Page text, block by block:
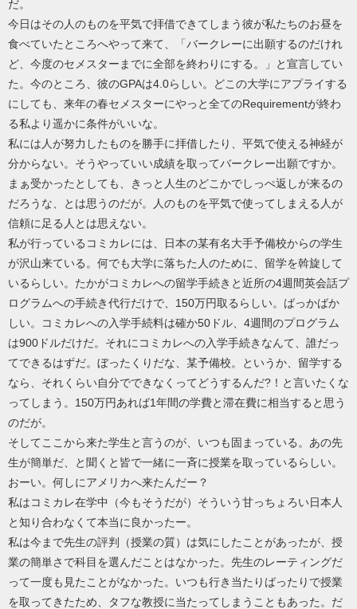
だ。
今日はその人のものを平気で拝借できてしまう彼が私たちのお昼を
食べていたところへやって来て、「バークレーに出願するのだけれ
ど、今度のセメスターまでに全部を終わりにする。」と宣言してい
た。今のところ、彼のGPAは4.0らしい。どこの大学にアプライする
にしても、来年の春セメスターにやっと全てのRequirementが終わ
る私より遥かに条件がいいな。
私には人が努力したものを勝手に拝借したり、平気で使える神経が
分からない。そうやっていい成績を取ってバークレー出願ですか。
まぁ受かったとしても、きっと人生のどこかでしっぺ返しが来るの
だろうな、とは思うのだが。人のものを平気で使ってしまえる人が
信頼に足る人とは思えない。
私が行っているコミカレには、日本の某有名大手予備校からの学生
が沢山来ている。何でも大学に落ちた人のために、留学を斡旋して
いるらしい。たかがコミカレへの留学手続きと近所の4週間英会話プ
ログラムへの手続き代行だけで、150万円取るらしい。ばっかばか
しい。コミカレへの入学手続料は確か50ドル、4週間のプログラム
は900ドルだけだ。それにコミカレへの入学手続きなんて、誰だっ
てできるはずだ。ぼったくりだな、某予備校。というか、留学する
なら、それくらい自分でできなくってどうするんだ?！と言いたくな
ってしまう。150万円あれば1年間の学費と滞在費に相当すると思う
のだが。
そしてここから来た学生と言うのが、いつも固まっている。あの先
生が簡単だ、と聞くと皆で一緒に一斉に授業を取っているらしい。
おーい。何しにアメリカへ来たんだー？
私はコミカレ在学中（今もそうだが）そういう甘っちょろい日本人
と知り合わなくて本当に良かったー。
私は今まで先生の評判（授業の質）は気にしたことがあったが、授
業の簡単さで科目を選んだことはなかった。先生のレーティングだ
って一度も見たことがなかった。いつも行き当たりばったりで授業
を取ってきたため、タフな教授に当たってしまうこともあった。だ